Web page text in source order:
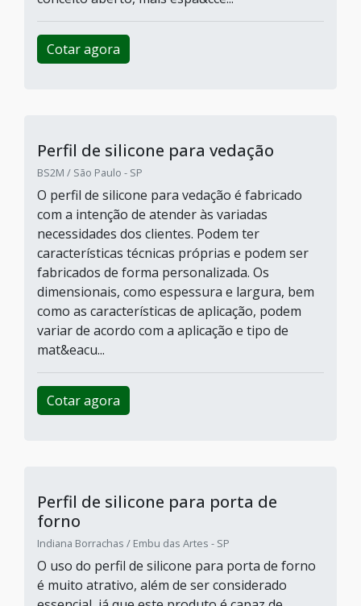
Porta de vidro temperado 8mm
CCV Vidros / São Paulo - SP
Atendimento exclusivo para São PauloO vidro
temperado é mais rígido, tem maior resistência
térmica e se estilhaça em pequenos
fragmentos quando é danificado. Hoje em dia é
sofistcado ter uma porta de vidro temperado
outros locais.Isso deixa o espaço com um
conceito aberto, mais espa&cce...